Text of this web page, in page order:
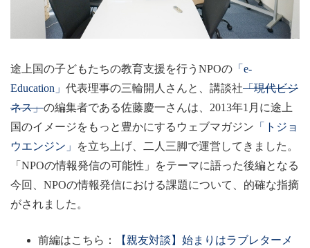
途上国の子どもたちの教育支援を行うNPOの 「e-
Education」 代表理事の三輪開人さんと、講談社「現代ビジ
ネス」の編集者である佐藤慶一さんは、2013年1月に途上
国のイメージをもっと豊かにするウェブマガジン 「トジョ
ウエンジン」
を立ち上げ、二人三脚で運営してきました。
「NPOの情報発信の可能性」をテーマに語った後編となる
今回、NPOの情報発信における課題について、的確な指摘
がされました。
前編はこちら：
【親友対談】始まりはラブレターメ
「note」の登録・購読方法
利用規約
個人情報保護方針
運営会社